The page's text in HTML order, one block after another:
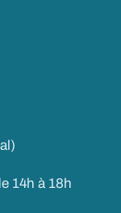
14h à 18h